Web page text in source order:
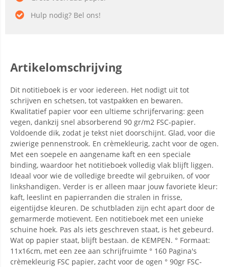
Hulp nodig? Bel ons!
Artikelomschrijving
Dit notitieboek is er voor iedereen. Het nodigt uit tot
schrijven en schetsen, tot vastpakken en bewaren.
Kwalitatief papier voor een ultieme schrijfervaring: geen
vegen, dankzij snel absorberend 90 gr/m2 FSC-papier.
Voldoende dik, zodat je tekst niet doorschijnt. Glad, voor die
zwierige pennenstrook. En crèmekleurig, zacht voor de ogen.
Met een soepele en aangename kaft en een speciale
binding, waardoor het notitieboek volledig vlak blijft liggen.
Ideaal voor wie de volledige breedte wil gebruiken, of voor
linkshandigen. Verder is er alleen maar jouw favoriete kleur:
kaft, leeslint en papierranden die stralen in frisse,
eigentijdse kleuren. De schutbladen zijn echt apart door de
gemarmerde motievent. Een notitieboek met een unieke
schuine hoek. Pas als iets geschreven staat, is het gebeurd.
Wat op papier staat, blijft bestaan. de KEMPEN. ° Formaat:
11x16cm, met een zee aan schrijfruimte ° 160 Pagina's
crèmekleurig FSC papier, zacht voor de ogen ° 90gr FSC-